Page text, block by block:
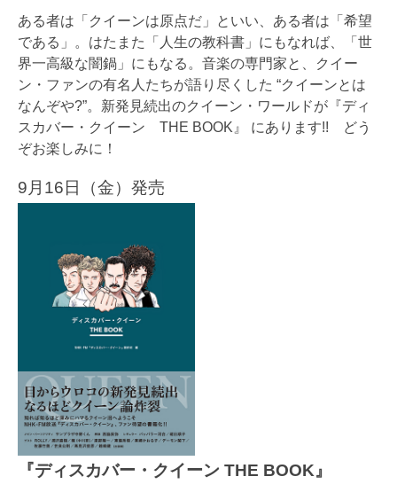
ある者は「クイーンは原点だ」といい、ある者は「希望
である」。はたまた「人生の教科書」にもなれば、「世
界一高級な闇鍋」にもなる。音楽の専門家と、クイー
ン・ファンの有名人たちが語り尽くした “クイーンとは
なんぞや?”。新発見続出のクイーン・ワールドが『ディ
スカバー・クイーン THE BOOK』 にあります!! どう
ぞお楽しみに！
9月16日（金）発売
『ディスカバー・クイーン THE BOOK』